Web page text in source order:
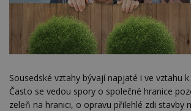
Sousedské vztahy bývají napjaté i ve vztahu
Často se vedou spory o společné hranice
zeleň na hranici, o opravu přilehlé zdi stavby